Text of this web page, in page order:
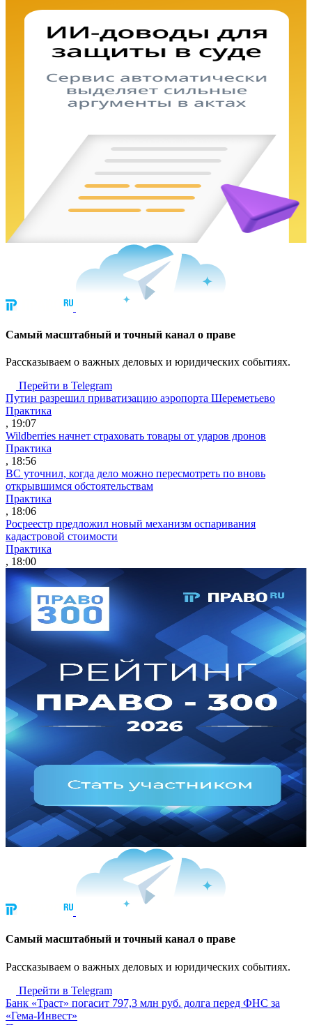
Cамый масштабный и точный канал о праве
Рассказываем о важных деловых и юридических событиях.
Перейти в Telegram
Путин разрешил приватизацию аэропорта Шереметьево
Практика
, 19:07
Wildberries начнет страховать товары от ударов дронов
Практика
, 18:56
ВС уточнил, когда дело можно пересмотреть по вновь
открывшимся обстоятельствам
Практика
, 18:06
Росреестр предложил новый механизм оспаривания
кадастровой стоимости
Практика
, 18:00
Cамый масштабный и точный канал о праве
Рассказываем о важных деловых и юридических событиях.
Перейти в Telegram
Банк «Траст» погасит 797,3 млн руб. долга перед ФНС за
«Гема-Инвест»